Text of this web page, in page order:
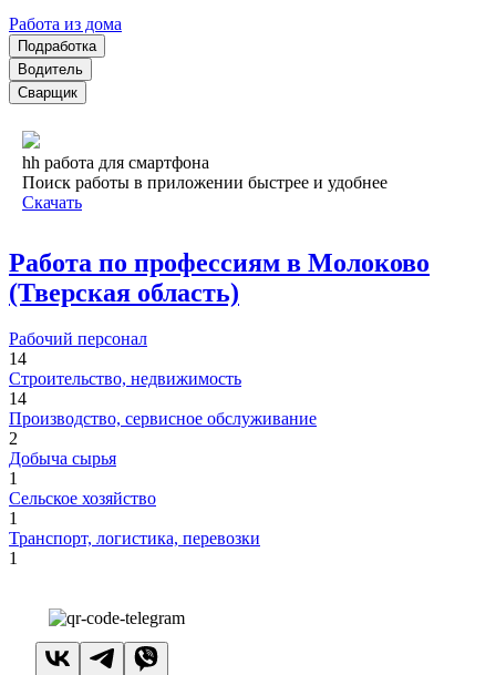
Работа из дома
Подработка
Водитель
Сварщик
hh работа для смартфона
Поиск работы в приложении быстрее и удобнее
Скачать
Работа по профессиям в Молоково
(Тверская область)
Рабочий персонал
14
Строительство, недвижимость
14
Производство, сервисное обслуживание
2
Добыча сырья
1
Сельское хозяйство
1
Транспорт, логистика, перевозки
1